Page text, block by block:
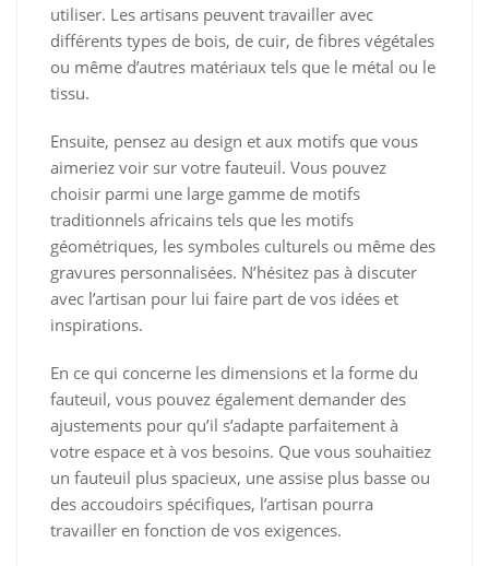
utiliser. Les artisans peuvent travailler avec
différents types de bois, de cuir, de fibres végétales
ou même d’autres matériaux tels que le métal ou le
tissu.
Ensuite, pensez au design et aux motifs que vous
aimeriez voir sur votre fauteuil. Vous pouvez
choisir parmi une large gamme de motifs
traditionnels africains tels que les motifs
géométriques, les symboles culturels ou même des
gravures personnalisées. N’hésitez pas à discuter
avec l’artisan pour lui faire part de vos idées et
inspirations.
En ce qui concerne les dimensions et la forme du
fauteuil, vous pouvez également demander des
ajustements pour qu’il s’adapte parfaitement à
votre espace et à vos besoins. Que vous souhaitiez
un fauteuil plus spacieux, une assise plus basse ou
des accoudoirs spécifiques, l’artisan pourra
travailler en fonction de vos exigences.